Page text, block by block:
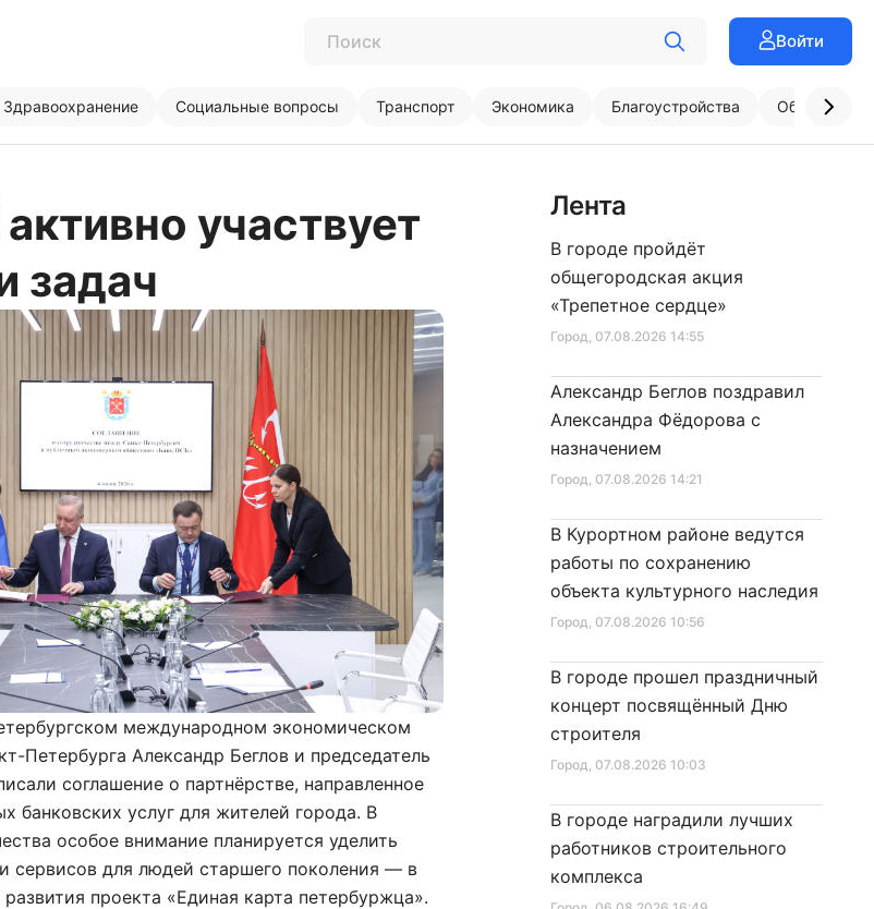
Войти
Здравоохранение Социальные вопросы Транспорт Экономика Благоустройства
участвует
задач
международном экономическом
Петербурга Александр Беглов и председатель
соглашение о партнёрстве, направленное
банковских услуг для жителей города. В
особое внимание планируется уделить
сервисов для людей старшего поколения — в
проекта «Единая карта петербуржца».
Лента
Город, 07.08.2026 14:55
В городе пройдёт
общегородская акция
«Трепетное сердце»
Город, 07.08.2026 14:21
Александр Беглов поздравил
Александра Фёдорова с
назначением
Город, 07.08.2026 10:56
В Курортном районе ведутся
работы по сохранению
объекта культурного наследия
Город, 07.08.2026 10:03
В городе прошел праздничный
концерт посвящённый Дню
строителя
В городе наградили лучших
работников строительного
комплекса